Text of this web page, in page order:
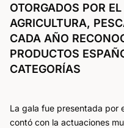
OTORGADOS POR
AGRICULTURA,
CADA AÑO
PRODUCTOS
CATEGORÍAS
La gala fue presentada por
contó con la actuaciones